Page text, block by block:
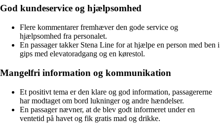
God kundeservice og hjælpsomhed
Flere kommentarer fremhæver den gode service og
hjælpsomhed fra personalet.
En passager takker Stena Line for at hjælpe en person med ben i
gips med elevatoradgang og en kørestol.
Mangelfri information og kommunikation
Et positivt tema er den klare og god information, passagererne
har modtaget om bord lukninger og andre hændelser.
En passager nævner, at de blev godt informeret under en
ventetid på havet og fik gratis mad og drikke.